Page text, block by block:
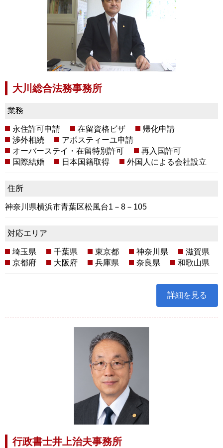
大川総合法務事務所
業務
永住許可申請 在留資格ビザ
帰化申請
渉外相続
アポスティーユ申請
オーバーステイ・在留特別許可
再入国許可
国際結婚
日本国籍取得 外国人による会社設立
住所
神奈川県横浜市青葉区松風台1－8－105
対応エリア
埼玉県 千葉県 東京都 神奈川県
滋賀県
京都府
大阪府 兵庫県 奈良県 和歌山県
詳細を見る
行政書士井上治夫事務所